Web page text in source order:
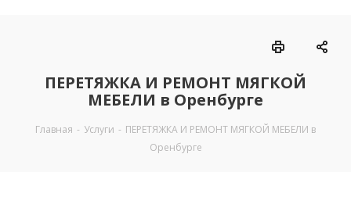
ПЕРЕТЯЖКА И РЕМОНТ МЯГКОЙ
МЕБЕЛИ в Оренбурге
Главная - Услуги - ПЕРЕТЯЖКА И РЕМОНТ МЯГКОЙ МЕБЕЛИ в
Оренбурге